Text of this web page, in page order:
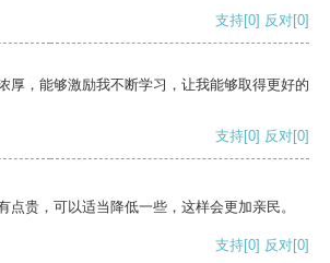
支持[0] 反对[0]
厚，能够激励我不断学习，让我能够取得更好的
支持[0] 反对[0]
点贵，可以适当降低一些，这样会更加亲民。
支持[0] 反对[0]